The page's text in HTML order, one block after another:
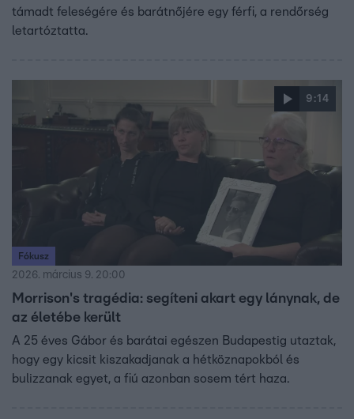
támadt feleségére és barátnőjére egy férfi, a rendőrség
letartóztatta.
9:14
Fókusz
2026. március 9. 20:00
Morrison's tragédia: segíteni akart egy lánynak, de
az életébe került
A 25 éves Gábor és barátai egészen Budapestig utaztak,
hogy egy kicsit kiszakadjanak a hétköznapokból és
bulizzanak egyet, a fiú azonban sosem tért haza.